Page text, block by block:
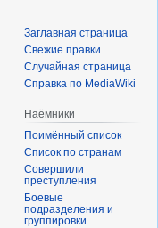
Заглавная страница
Свежие правки
Случайная страница
Справка по MediaWiki
Наёмники
Поимённый список
Список по странам
Совершили
преступления
Боевые
подразделения и
группировки